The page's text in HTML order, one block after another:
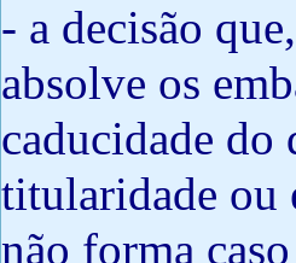
- a decisão
absolve os
caducidade do
titularidade ou
não forma